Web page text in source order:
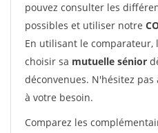
pouvez consulter les
possibles et utiliser notre
En utilisant le comparateur,
choisir sa mutuelle sénior
déconvenues. N'hésitez
à votre besoin.
Comparez les